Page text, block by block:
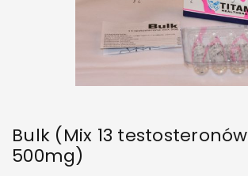
Bulk (Mix 13 testosteronów
500mg)